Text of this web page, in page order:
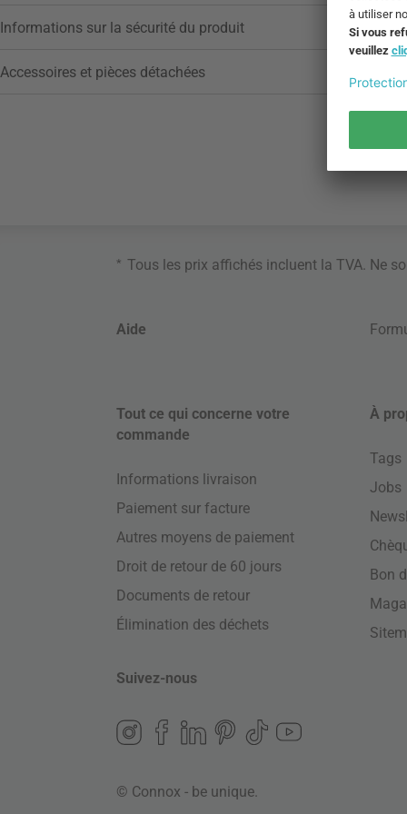
Informations sur la sécurité du produit
Accessoires et pièces détachées
* Tous les prix affichés incluent la TVA. Ne
Aide
Tout ce qui concerne votre
commande
Informations livraison
Paiement sur facture
Autres moyens de paiement
Droit de retour de 60 jours
Documents de retour
Élimination des déchets
À
Tags
Jobs
Bon
Suivez-nous
© Connox - be unique.